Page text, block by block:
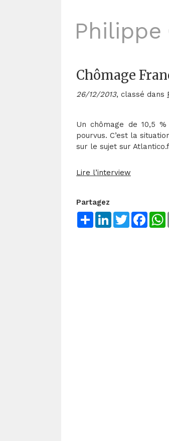
Philippe
Chômage
26/12/2013, classé dans
Un chômage de 10,5
pourvus. C’est la
sur le sujet sur
Lire l’interview
Partagez
ShareLinkedInTwitter